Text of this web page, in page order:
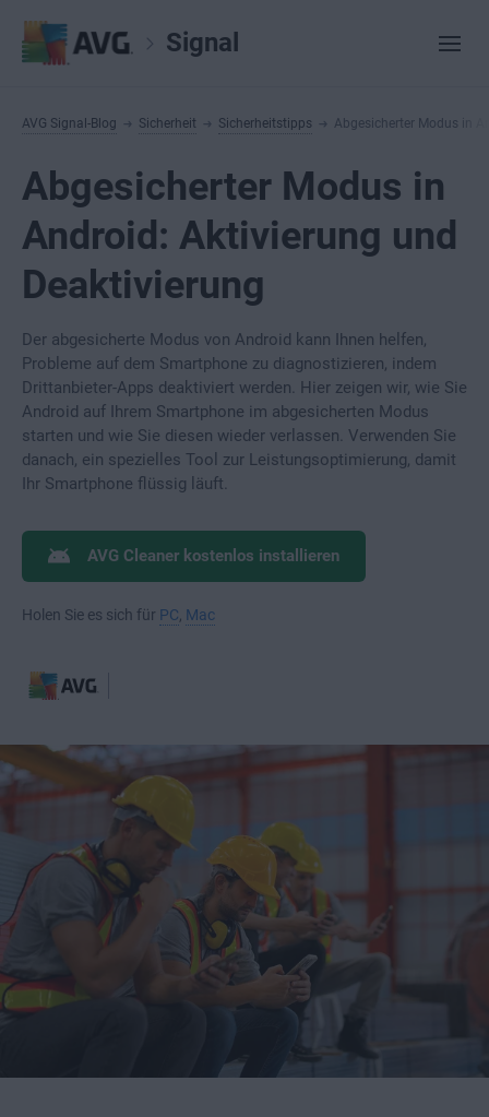
Signal
AVG Signal-Blog Sicherheit Sicherheitstipps Abgesicherter Modus in
Abgesicherter Modus in
Android: Aktivierung und
Deaktivierung
Der abgesicherte Modus von Android kann Ihnen helfen,
Probleme auf dem Smartphone zu diagnostizieren, indem
Drittanbieter-Apps deaktiviert werden. Hier zeigen wir, wie Sie
Android auf Ihrem Smartphone im abgesicherten Modus
starten und wie Sie diesen wieder verlassen. Verwenden Sie
danach, ein spezielles Tool zur Leistungsoptimierung, damit
Ihr Smartphone flüssig läuft.
AVG Cleaner kostenlos installieren
Holen Sie es sich für PC Mac